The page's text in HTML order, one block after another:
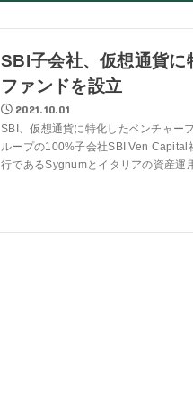
SBI子会社、仮想通貨に
ファンドを設立
2021.10.01
SBI、仮想通貨に特化したベンチャー
ループの100%子会社SBI Ven Capital
行であるSygnumとイタリアの資産運